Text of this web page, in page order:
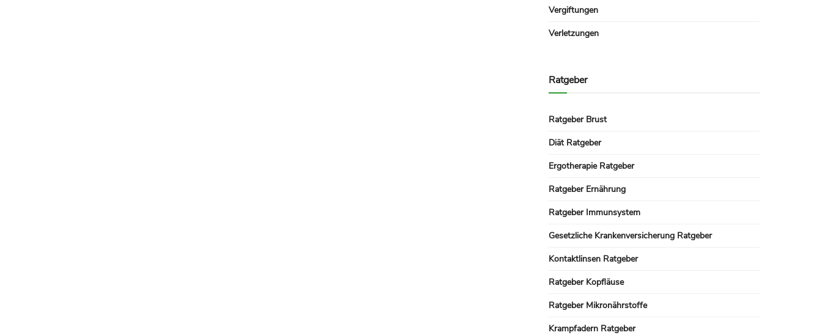
Vergiftungen
Verletzungen
Ratgeber
Ratgeber Brust
Diät Ratgeber
Ergotherapie Ratgeber
Ratgeber Ernährung
Ratgeber Immunsystem
Gesetzliche Krankenversicherung Ratgeber
Kontaktlinsen Ratgeber
Ratgeber Kopfläuse
Ratgeber Mikronährstoffe
Krampfadern Ratgeber